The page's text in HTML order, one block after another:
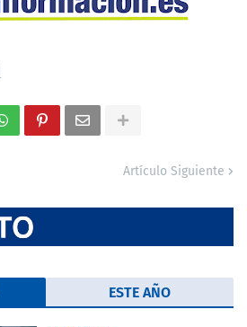
Artículo Siguiente
ESTE AÑO